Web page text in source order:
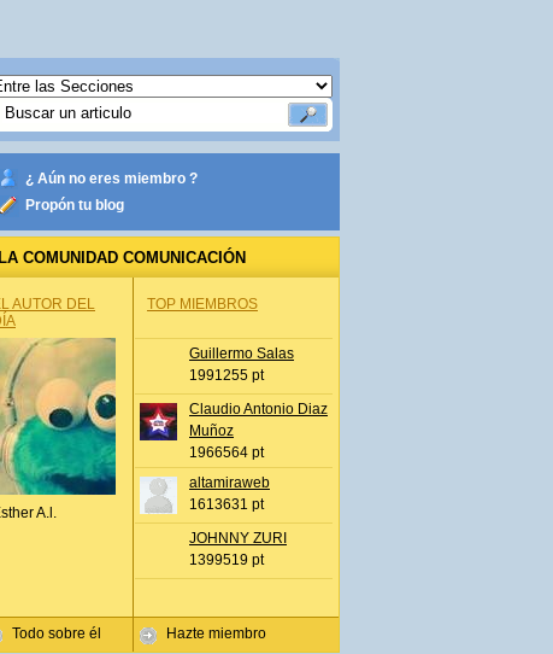
¿ Aún no eres miembro ?
Propón tu blog
LA COMUNIDAD COMUNICACIÓN
AUTOR DEL
A.l.
Todo sobre él
TOP MIEMBROS
Guillermo Salas
1991255 pt
Claudio Antonio Diaz
Muñoz
1966564 pt
altamiraweb
1613631 pt
JOHNNY ZURI
1399519 pt
Hazte miembro